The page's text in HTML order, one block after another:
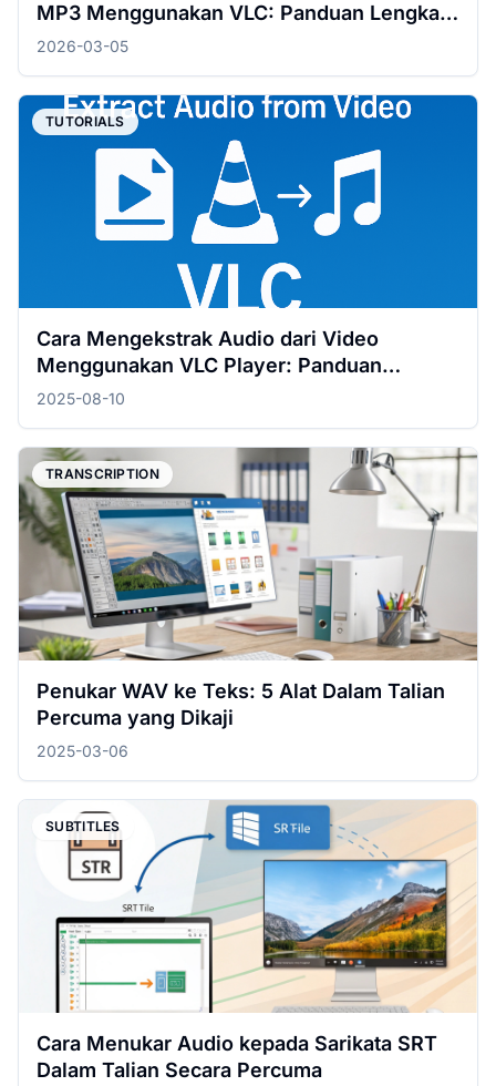
MP3 Menggunakan VLC: Panduan Lengkap
untuk Windows & Mac
2026-03-05
TUTORIALS
Cara Mengekstrak Audio dari Video
Menggunakan VLC Player: Panduan
Lengkap untuk Mac & Windows
2025-08-10
TRANSCRIPTION
Penukar WAV ke Teks: 5 Alat Dalam Talian
Percuma yang Dikaji
2025-03-06
SUBTITLES
Cara Menukar Audio kepada Sarikata SRT
Dalam Talian Secara Percuma